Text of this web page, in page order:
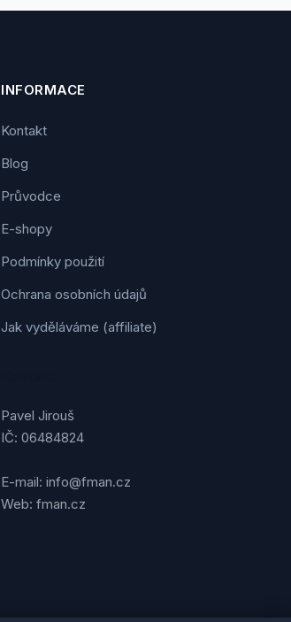
INFORMACE
Kontakt
Blog
Průvodce
E-shopy
Podmínky použití
Ochrana osobních údajů
Jak vyděláváme (affiliate)
Pavel Jirouš
IČ: 06484824
E-mail: info@fman.cz
Web: fman.cz